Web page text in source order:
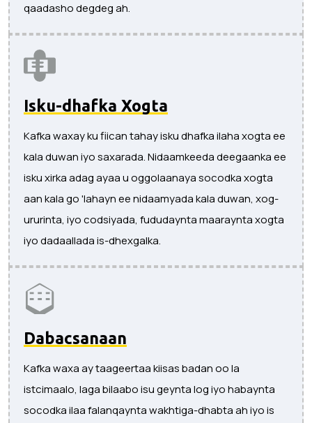
qaadasho degdeg ah.
Isku-dhafka Xogta
Kafka waxay ku fiican tahay isku dhafka ilaha xogta ee
kala duwan iyo saxarada. Nidaamkeeda deegaanka ee
isku xirka adag ayaa u oggolaanaya socodka xogta
aan kala go 'lahayn ee nidaamyada kala duwan, xog-
ururinta, iyo codsiyada, fududaynta maaraynta xogta
iyo dadaallada is-dhexgalka.
Dabacsanaan
Kafka waxa ay taageertaa kiisas badan oo la
istcimaalo, laga bilaabo isu geynta log iyo habaynta
socodka ilaa falanqaynta wakhtiga-dhabta ah iyo is